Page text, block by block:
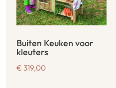
Buiten Keuken voor
kleuters
€ 319,00